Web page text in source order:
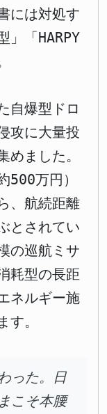
には対処す
」「HARPY
自爆型ドロ
攻に大量投
めました。
500万円）
、航続距離
とされてい
の巡航ミサ
耗型の長距
ネルギー施
。
った。日
こそ本腰